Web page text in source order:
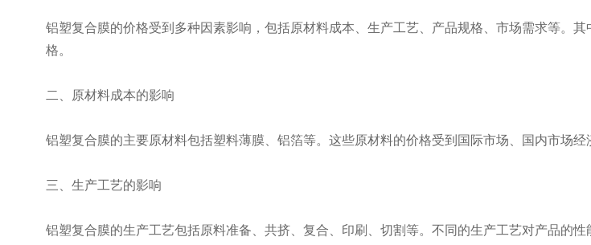
铝塑复合膜的价格受到多种因素影响，包括原材料成本、生产工艺、产品规格、市场需求等。
格。
二、原材料成本的影响
铝塑复合膜的主要原材料包括塑料薄膜、铝箔等。这些原材料的价格受到国际市场、国内市场
三、生产工艺的影响
铝塑复合膜的生产工艺包括原料准备、共挤、复合、印刷、切割等。不同的生产工艺对产品的